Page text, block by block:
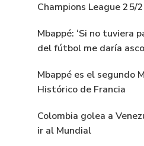
Champions League 25/
Mbappé: ‘Si no tuviera
del fútbol me daría
Mbappé es el segundo
Histórico de Francia
Colombia golea a
ir al Mundial